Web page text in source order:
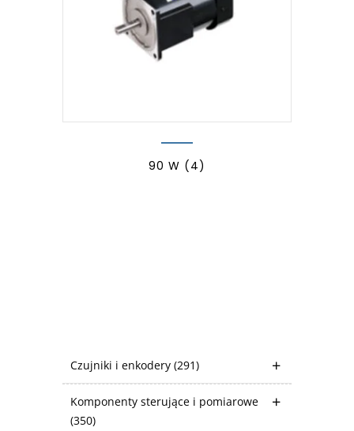
Czujniki i enkodery (291)
Komponenty sterujące i pomiarowe
(350)
90 W (4)